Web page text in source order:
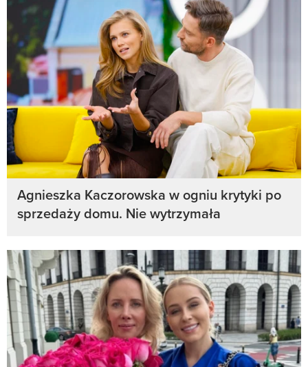
Agnieszka Kaczorowska w ogniu krytyki po
sprzedaży domu. Nie wytrzymała